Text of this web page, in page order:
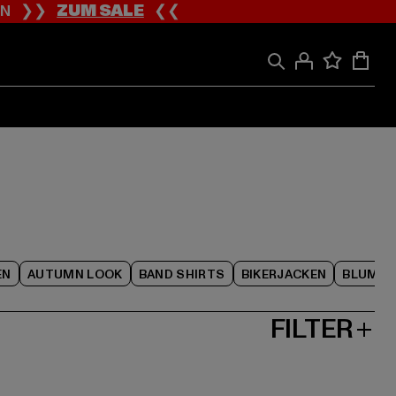
❯❯ZUM SALE❮❮
AUTUMN LOOK BAND SHIRTS BIKERJACKEN
FILTER